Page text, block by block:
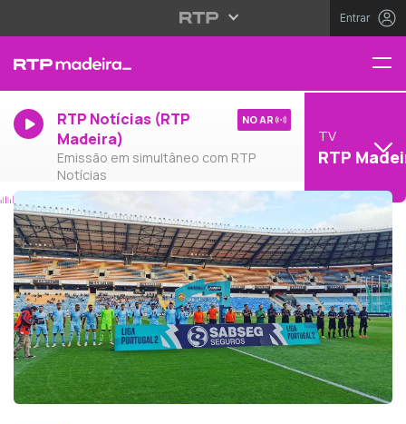
Entrar
RTP Notícias (RTP
Madeira)
Emissão em simultâneo com RTP
Notícias
NO AR
TV
RTP